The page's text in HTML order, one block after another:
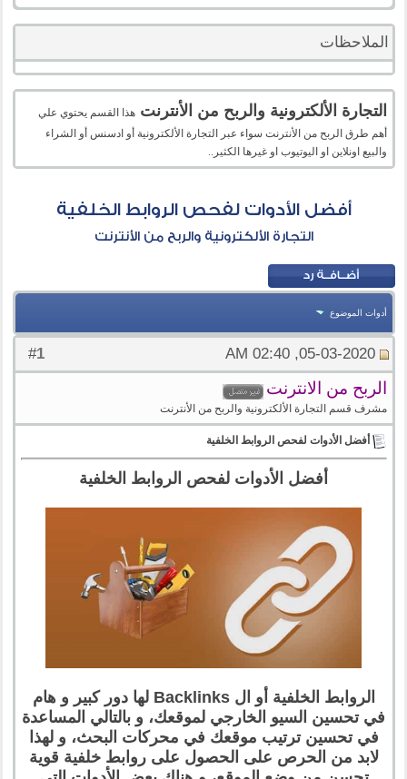
الملاحظات
التجارة الألكترونية والربح من الأنترنت هذا القسم يحتوي علي
أهم طرق الربح من الأنترنت سواء عبر التجارة الألكترونية أو ادسنس أو الشراء
والبيع اونلاين او اليوتيوب او غيرها الكثير..
أفضل الأدوات لفحص الروابط الخلفية
التجارة الألكترونية والربح من الأنترنت
أدوات الموضوع
#
1 05-03-2020, 02:40 AM
الربح من الانترنت
مشرف قسم التجارة الألكترونية والربح من الأنترنت
أفضل الأدوات لفحص الروابط الخلفية
أفضل الأدوات لفحص الروابط الخلفية
الروابط الخلفية أو ال Backlinks لها دور كبير و هام
في تحسين السيو الخارجي لموقعك، و بالتالي المساعدة
في تحسين ترتيب موقعك في محركات البحث، و لهذا
لابد من الحرص على الحصول على روابط خلفية قوية